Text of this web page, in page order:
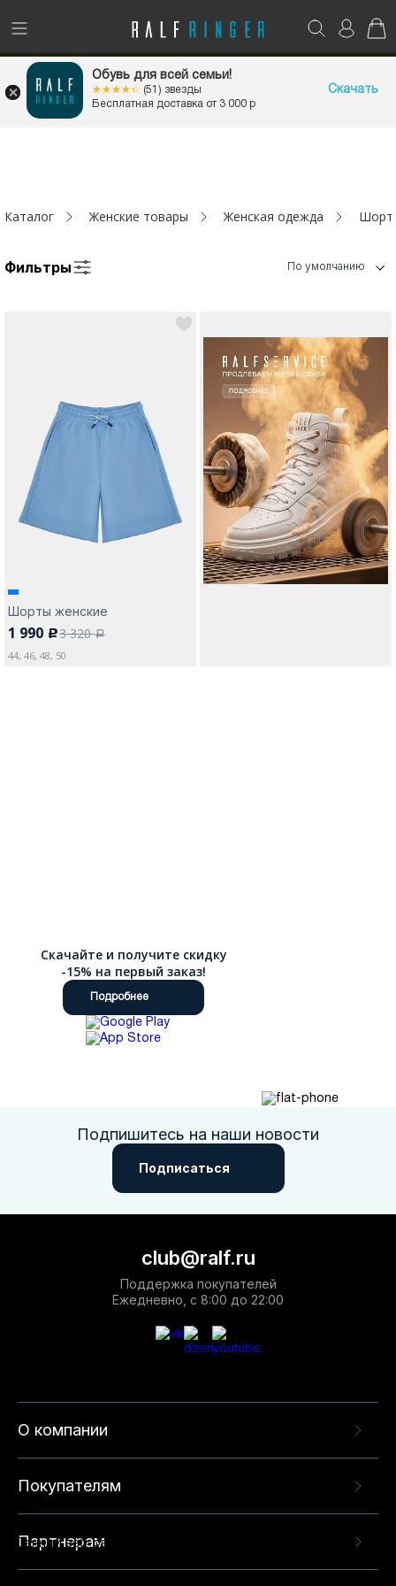
!
Обувь для всей семьи!
☆☆☆☆☆
★★★★★ (51) звезды
Бесплатная доставка от 3 000 р
Скачать
Новинки
Детям
Капсула
Москва
Изменить город
О компании
Возникли вопросы? - club@ralf.ru
1+1=3НА ВСЁ
Каталог Женские товары Женская одежда
Фильтры По умолчанию
Шорты женские
1 990 c3 320a
44, 46, 48, 50
Скачайте и получите скидку
-15% на первый заказ!
Подробнее
Подпишитесь на наши новости
Подписаться
О компании
Покупателям
Партнерам
club@ralf.ru
Поддержка покупателей
Ежедневно, с 8:00 до 22:00
Данный веб-сайт использует cookie-файлы и